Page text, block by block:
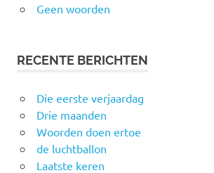
Geen woorden
RECENTE BERICHTEN
Die eerste verjaardag
Drie maanden
Woorden doen ertoe
de luchtballon
Laatste keren